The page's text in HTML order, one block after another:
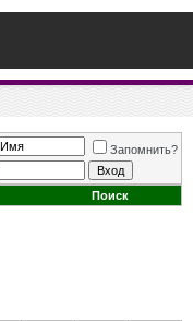
Запомнить?
Поиск